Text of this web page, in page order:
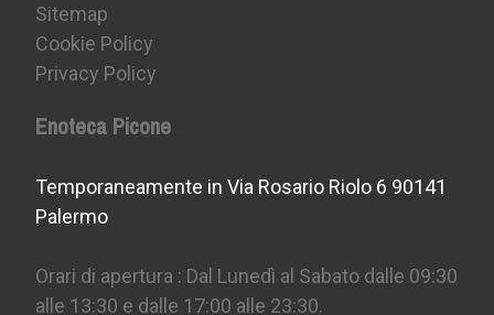
Sitemap
Cookie Policy
Privacy Policy
Enoteca Picone
Temporaneamente in Via Rosario Riolo 6 90141
Palermo
Orari di apertura : Dal Lunedì al Sabato dalle 09:30
alle 13:30 e dalle 17:00 alle 23:30.